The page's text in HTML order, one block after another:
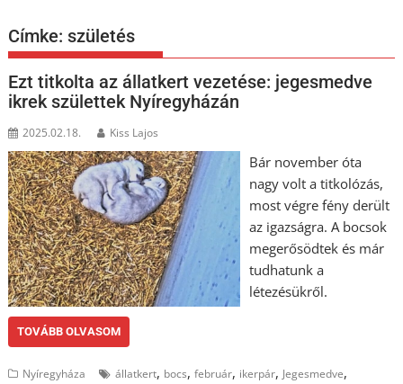
Címke:születés
Ezt titkolta az állatkert vezetése: jegesmedve
ikrek születtek Nyíregyházán
2025.02.18. Kiss Lajos
Bár november óta
nagy volt a titkolózás,
most végre fény derült
az igazságra. A bocsok
megerősödtek és már
tudhatunk a
létezésükről.
TOVÁBB OLVASOM
Nyíregyháza állatkert, bocs,február, ikerpár, Jegesmedve,